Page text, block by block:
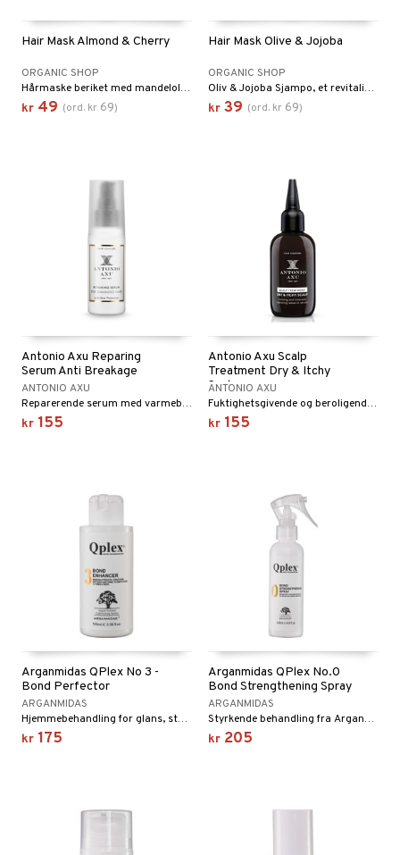
Hair Mask Almond & Cherry
ORGANIC SHOP
Hårmaske beriket med mandelolje som omslutter hvert hårstrå med en silkemyk mykhet og fremmer fuktighet.
kr 49 (ord. kr 69)
Hair Mask Olive & Jojoba
ORGANIC SHOP
Oliv & Jojoba Sjampo, et revitaliserende eliksir utviklet for å gi håret ditt styrke og strålende glans.
kr 39 (ord. kr 69)
Antonio Axu Reparing
Serum Anti Breakage
ANTONIO AXU
Reparerende serum med varmebeskyttelse fra Antonio Axu
kr 155
Antonio Axu Scalp
Treatment Dry & Itchy
Scalp
ANTONIO AXU
Fuktighetsgivende og beroligende serum for pleie av tørr, kløende og sensitiv hodebunn fra Antonio Axu
kr 155
Arganmidas QPlex No 3 -
Bond Perfector
ARGANMIDAS
Hjemmebehandling for glans, styrke, struktur og mykhet fra Arganmidas
kr 175
Arganmidas QPlex No.0
Bond Strengthening Spray
ARGANMIDAS
Styrkende behandling fra Arganmidas QPlex
kr 205